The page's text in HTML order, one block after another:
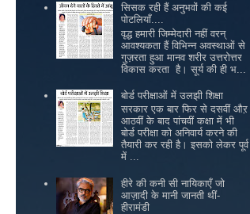
सिसक रही हैं अनुभवों की कई
पोटलियाँ....
वृद्ध हमारी जिम्मेदारी नहीं वरन्
आवश्यकता हैं विभिन्न अवस्थाओं से
गुज़रता हुआ मानव शरीर उत्तरोत्तर
विकास करता है। सूर्य की ही भ...
बोर्ड परीक्षाओं में उलझी शिक्षा
सरकार एक बार फिर से दसवीं औऱ
आठवीं के बाद पांचवीं कक्षा में भी
बोर्ड परीक्षा को अनिवार्य करने की
तैयारी कर रही है। इसको लेकर पूर्व
में ...
हीरे की कनी सी नायिकाएँ जो
आज़ादी के मानी जानती थीं-
हीरामंडी